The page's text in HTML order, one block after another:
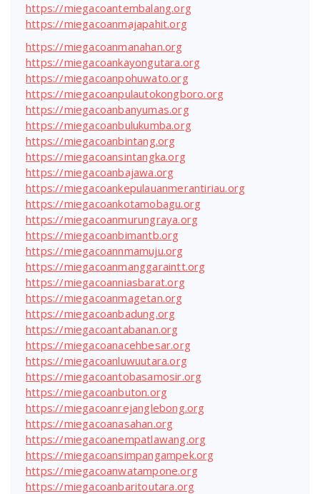
https://miegacoantembalang.org
https://miegacoanmajapahit.org
https://miegacoanmanahan.org
https://miegacoankayongutara.org
https://miegacoanpohuwato.org
https://miegacoanpulautokongboro.org
https://miegacoanbanyumas.org
https://miegacoanbulukumba.org
https://miegacoanbintang.org
https://miegacoansintangka.org
https://miegacoanbajawa.org
https://miegacoankepulauanmerantiriau.org
https://miegacoankotamobagu.org
https://miegacoanmurungraya.org
https://miegacoanbimantb.org
https://miegacoannmamuju.org
https://miegacoanmanggaraintt.org
https://miegacoanniasbarat.org
https://miegacoanmagetan.org
https://miegacoanbadung.org
https://miegacoantabanan.org
https://miegacoanacehbesar.org
https://miegacoanluwuutara.org
https://miegacoantobasamosir.org
https://miegacoanbuton.org
https://miegacoanrejanglebong.org
https://miegacoanasahan.org
https://miegacoanempatlawang.org
https://miegacoansimpangampek.org
https://miegacoanwatampone.org
https://miegacoanbaritoutara.org